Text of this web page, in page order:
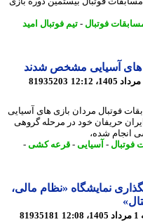
فوتبال-تیم فوتبال امید
آسیایی مشخص شدند
81935203
مردان بازی های آسیایی
حریفان خود در مرحله گروهی
شده،
-آسیایی-قرعه کشی-
«نظام مالی،
81935181